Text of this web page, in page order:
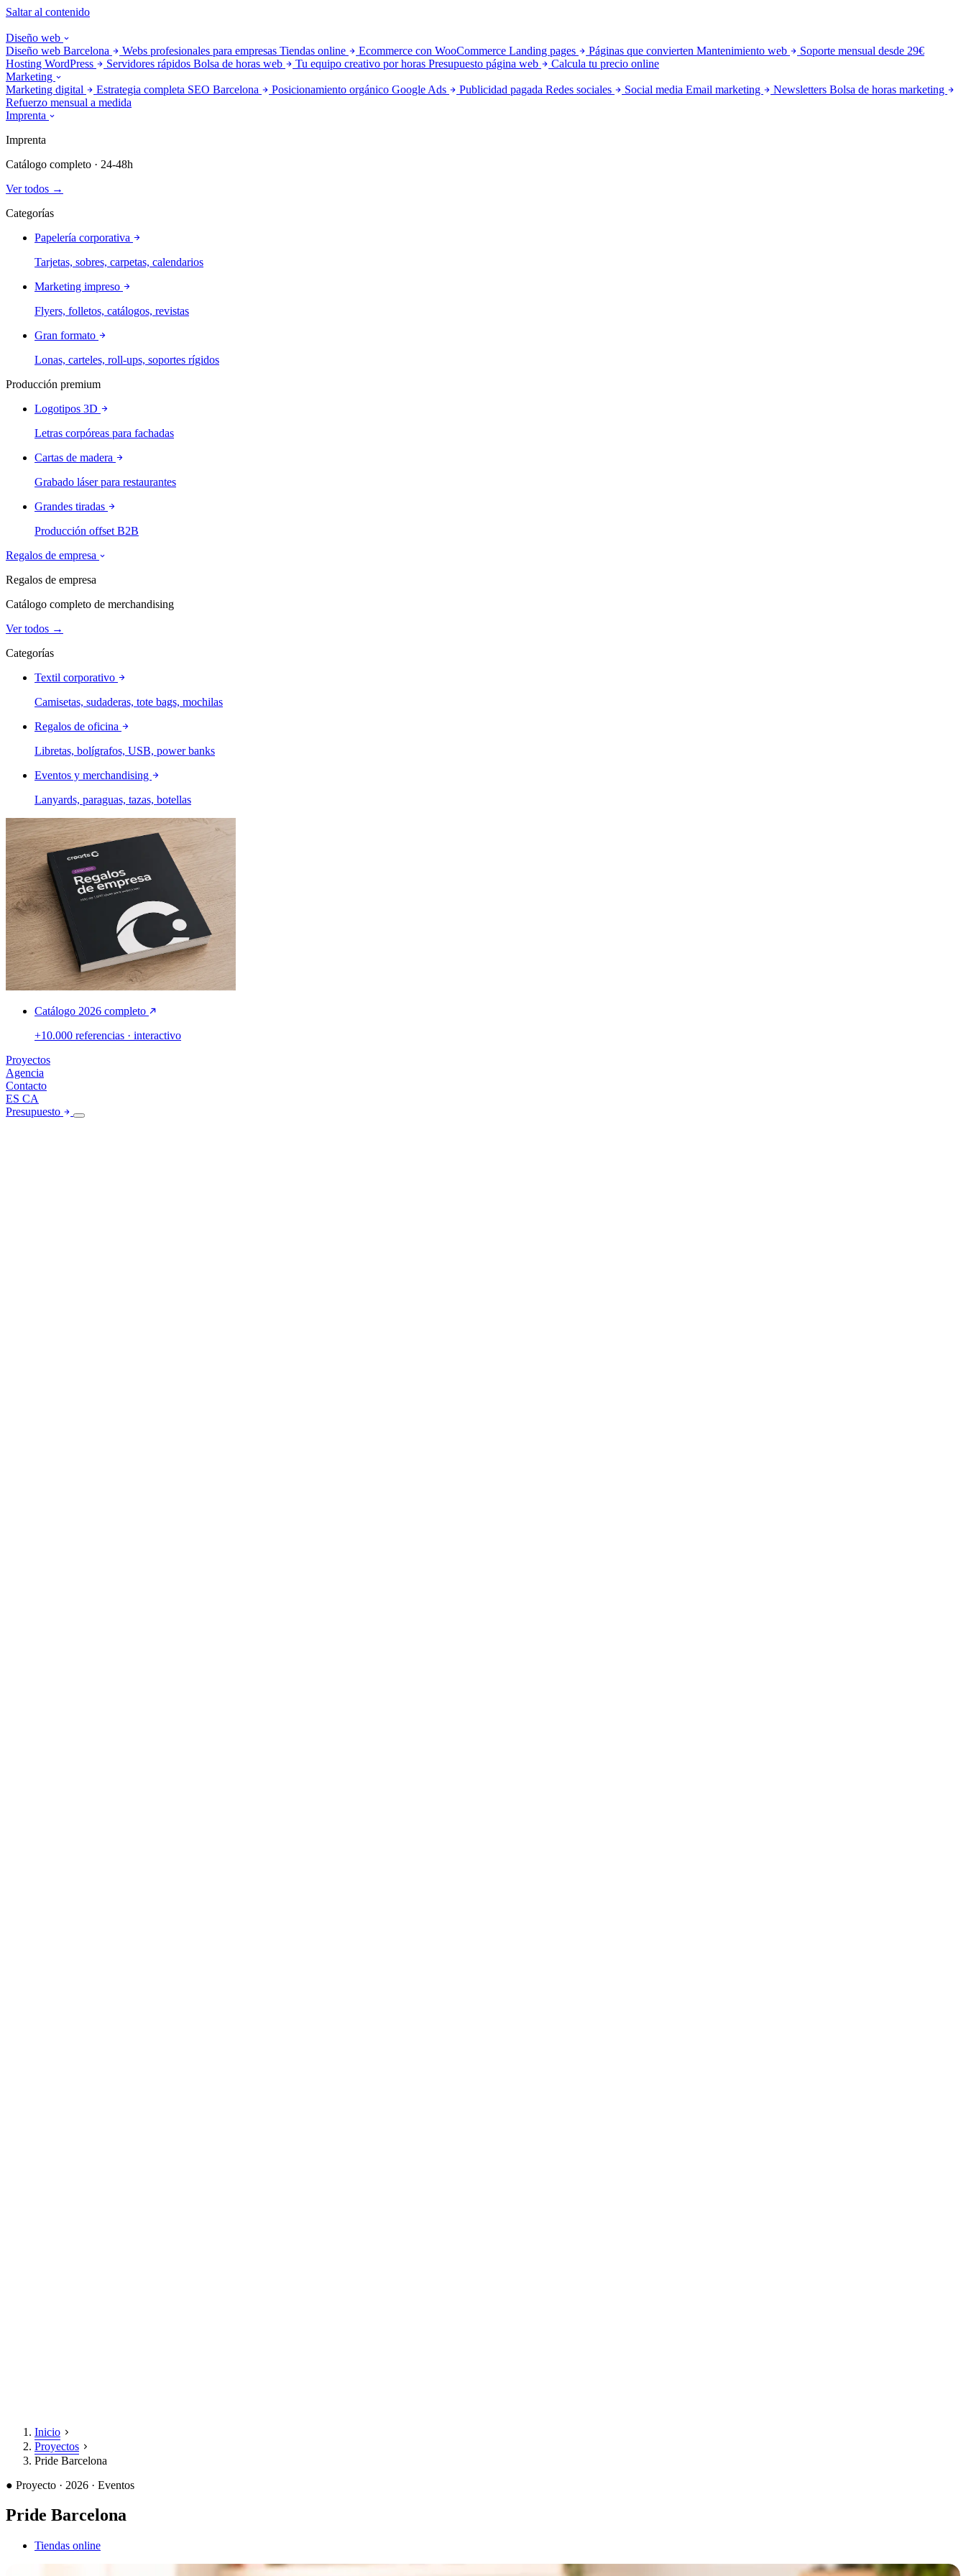
Saltar al contenido
Diseño web
Diseño web Barcelona
Webs profesionales para empresas Tiendas online Ecommerce con WooCommerce Landing pages Páginas que convierten Mantenimiento web
Soporte mensual desde 29€
Hosting WordPress
Servidores rápidos Bolsa de horas web Tu equipo creativo por horas Presupuesto página web
Calcula tu precio online
Marketing
Marketing digital
Estrategia completa SEO Barcelona Posicionamiento orgánico Google Ads Publicidad pagada Redes sociales Social media Email marketing Newsletters Bolsa de horas marketing
Refuerzo mensual a medida
Imprenta
Imprenta
Catálogo completo · 24-48h
Ver todos →
Categorías
Papelería corporativa
Tarjetas, sobres, carpetas, calendarios
Marketing impreso
Flyers, folletos, catálogos, revistas
Gran formato
Lonas, carteles, roll-ups, soportes rígidos
Producción premium
Logotipos 3D
Letras corpóreas para fachadas
Cartas de madera
Grabado láser para restaurantes
Grandes tiradas
Producción offset B2B
Regalos de empresa
Regalos de empresa
Catálogo completo de merchandising
Ver todos →
Categorías
Textil corporativo
Camisetas, sudaderas, tote bags, mochilas
Regalos de oficina
Libretas, bolígrafos, USB, power banks
Eventos y merchandising
Lanyards, paraguas, tazas, botellas
Catálogo 2026 completo
+10.000 referencias · interactivo
Proyectos
Agencia
Contacto
ES CA
Presupuesto
Inicio
Proyectos
Pride Barcelona
● Proyecto · 2026 · Eventos
Pride Barcelona
Tiendas online